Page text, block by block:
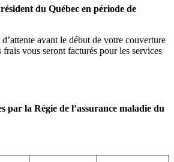
du Québec en période de
avant le début de votre couverture
vous seront facturés pour les services
par la Régie de l’assurance maladie du